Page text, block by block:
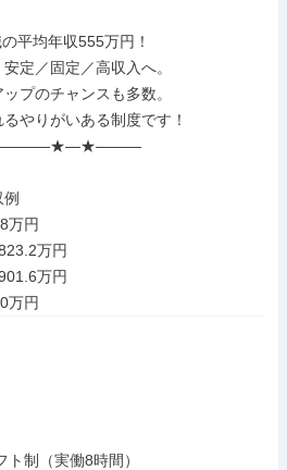
平均年収555万円！
定／固定／高収入へ。
プのチャンスも多数。
やりがいある制度です！
万円
万円
万円
万円
制（実働8時間）